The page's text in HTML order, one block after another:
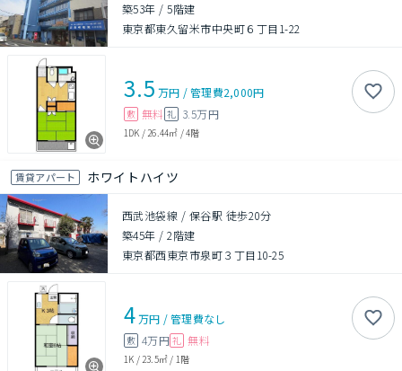
築53年 /5階建
東京都東久留米市中央町６丁目1-22
3.5 万円 /管理費2,000円
敷 無料 礼 3.5万円
1DK / 26.44㎡ /4階
賃貸アパート ホワイトハイツ
西武池袋線 / 保谷駅 徒歩20分
築45年 /2階建
東京都西東京市泉町３丁目10-25
4万円 /管理費なし
敷 4万円 礼 無料
1K / 23.5㎡ / 1階